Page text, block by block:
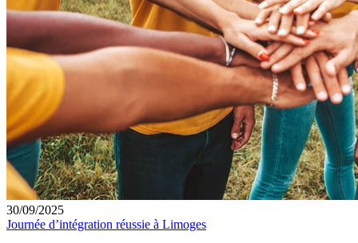
30/09/2025
Journée d’intégration réussie à Limoges